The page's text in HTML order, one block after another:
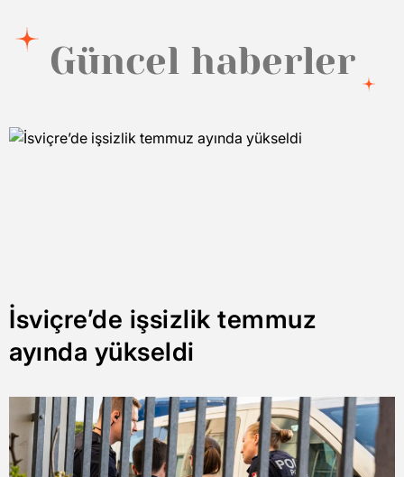
Güncel haberler
İsviçre’de işsizlik temmuz
ayında yükseldi